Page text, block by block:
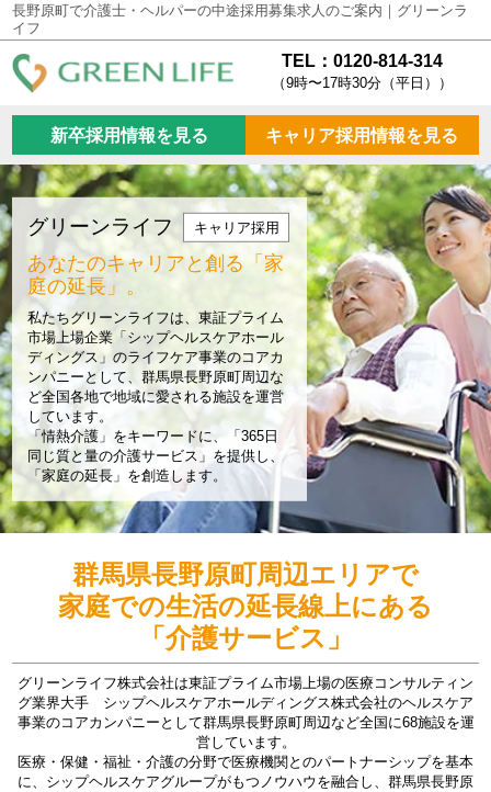
長野原町で介護士・ヘルパーの中途採用募集求人のご案内｜グリーンラ
イフ
TEL：0120-814-314
（9時〜17時30分（平日））
新卒採用情報を見る キャリア採用情報を見る
グリーンライフ キャリア採用
あなたのキャリアと創る「家
庭の延長」。
私たちグリーンライフは、東証プライム
市場上場企業「シップヘルスケアホール
ディングス」のライフケア事業のコアカ
ンパニーとして、群馬県長野原町周辺な
ど全国各地で地域に愛される施設を運営
しています。
「情熱介護」をキーワードに、「365日
同じ質と量の介護サービス」を提供し、
「家庭の延長」を創造します。
群馬県長野原町周辺エリアで
家庭での生活の延長線上にある
「介護サービス」
グリーンライフ株式会社は東証プライム市場上場の医療コンサルティン
グ業界大手 シップヘルスケアホールディングス株式会社のヘルスケア
事業のコアカンパニーとして群馬県長野原町周辺など全国に68施設を運
営しています。
医療・保健・福祉・介護の分野で医療機関とのパートナーシップを基本
に、シップヘルスケアグループがもつノウハウを融合し、群馬県長野原